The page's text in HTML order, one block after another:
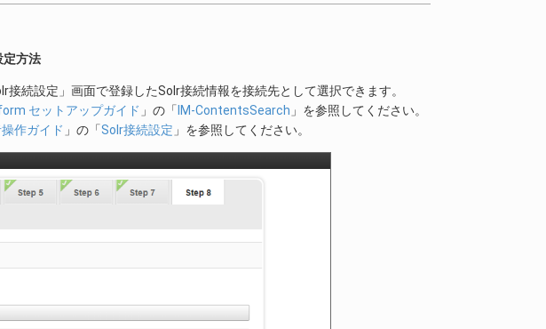
定方法
続設定」画面で登録したSolr接続情報を接続先として選択できます。
セットアップガイド 」の「 IM-ContentsSearch 」を参照してください。
作ガイド 」の「Solr接続設定 」を参照してください。